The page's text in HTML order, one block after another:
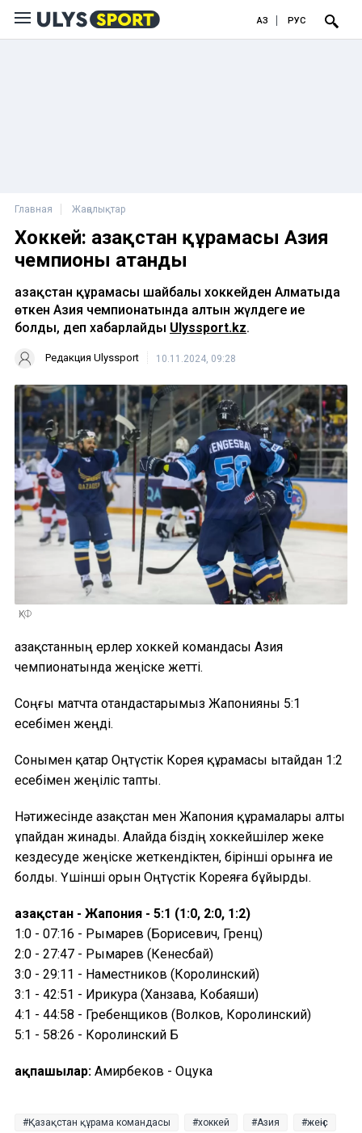
ҚАЗ РУС
Главная Жаңалықтар
Хоккей: Қазақстан құрамасы Азия
чемпионы атанды
Қазақстан құрамасы шайбалы хоккейден Алматыда
өткен Азия чемпионатында алтын жүлдеге ие
болды, деп хабарлайды Ulyssport.kz.
Редакция Ulyssport 10.11.2024, 09:28
ҚХФ
Қазақстанның ерлер хоккей командасы Азия
чемпионатында жеңіске жетті.
Соңғы матчта отандастарымыз Жапонияны 5:1
есебімен жеңді.
Сонымен қатар Оңтүстік Корея құрамасы Қытайдан 1:2
есебімен жеңіліс тапты.
Нәтижесінде Қазақстан мен Жапония құрамалары алты
ұпайдан жинады. Алайда біздің хоккейшілер жеке
кездесуде жеңіске жеткендіктен, бірінші орынға ие
болды. Үшінші орын Оңтүстік Кореяға бұйырды.
Қазақстан - Жапония - 5:1 (1:0, 2:0, 1:2)
1:0 - 07:16 - Рымарев (Борисевич, Гренц)
2:0 - 27:47 - Рымарев (Кенесбай)
3:0 - 29:11 - Наместников (Королинский)
3:1 - 42:51 - Ирикура (Ханзава, Кобаяши)
4:1 - 44:58 - Гребенщиков (Волков, Королинский)
5:1 - 58:26 - Королинский БҚ
Қақпашылар: Амирбеков - Оцука
Қазақстан құрама командасы хоккей Азия жеңіс